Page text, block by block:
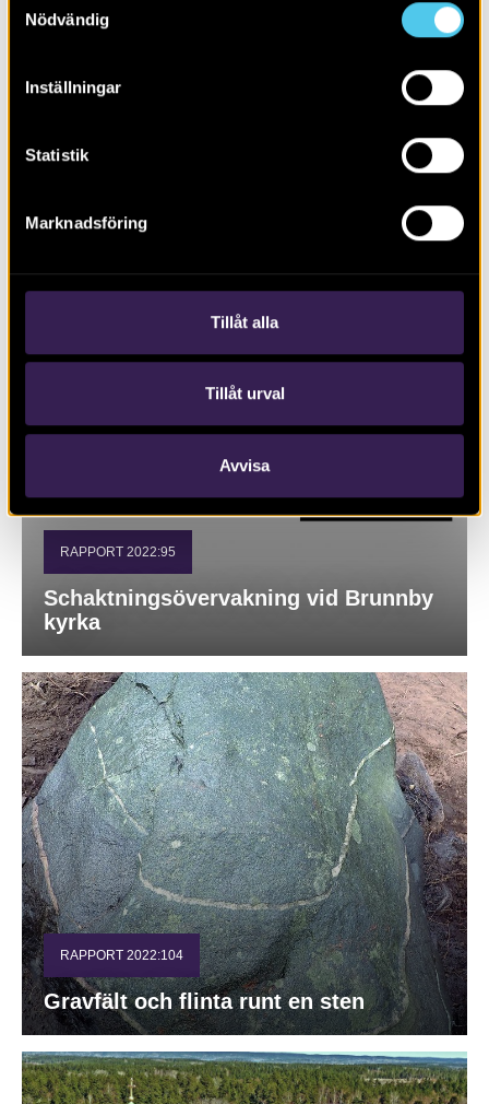
Nödvändig
Inställningar
Statistik
Marknadsföring
Tillåt alla
Tillåt urval
Avvisa
Tjörröd 2:36 och del av Jaguaren 5
RAPPORT 2022:95
Schaktningsövervakning vid Brunnby
kyrka
RAPPORT 2022:104
Gravfält och flinta runt en sten